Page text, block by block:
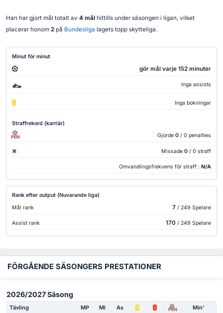
Han har gjort mål totalt av 4 mål hittills under säsongen i ligan, vilket
placerar honom 2på Bundesliga lagets topp skytteliga.
Minut för minut
gör mål varje 152 minuter
Inga assists
Inga bokningar
Straffrekord (karriär)
PEN Gjorde 0 / 0 penalties
Missade 0 / 0 straff
Omvandlingsfrekvens för straff : N/A
Rank efter output (Nuvarande liga)
Mål rank
7/ 249 Spelare
Assist rank 170 / 249 Spelare
FÖRGÅENDE SÄSONGERS PRESTATIONER
2026/2027 Säsong
Tävling MP Ml As PEN Min'